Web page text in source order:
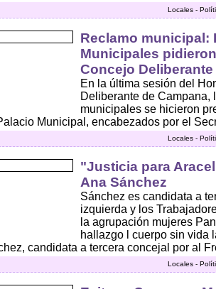
Locales -
Reclamo municipal:
Municipales
Concejo Deliberante
En la última sesión del
Deliberante de Campana,
municipales se hicieron
Municipal, encabezados por el
Locales -
"Justicia para
Ana Sánchez
Sánchez es candidata a
izquierda y los
la agrupación mujeres
hallazgo l cuerpo sin vida
candidata a tercera concejal por al
Locales -